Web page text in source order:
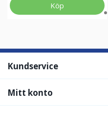
Köp
Kundservice
Mitt konto